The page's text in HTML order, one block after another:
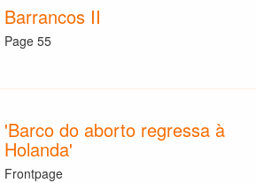
Barrancos II
Page 55
'Barco do aborto regressa à
Holanda'
Frontpage